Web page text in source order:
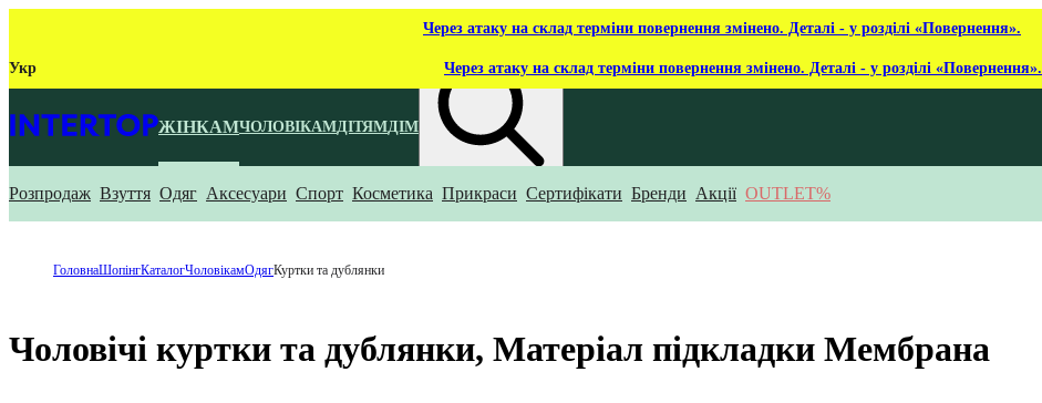
Через атаку на склад терміни повернення змінено. Деталі - у розділі «Повернення».
Укр Через атаку на склад терміни повернення змінено. Деталі - у розділі «Повернення».
ЖІНКАМЧОЛОВІКАМДІТЯМДІМ
Що ти шукаєш?
Розпродаж Взуття Одяг Аксесуари Спорт Косметика Прикраси Сертифікати Бренди Акції OUTLET%
ГоловнаШопінгКаталогЧоловікамОдягКуртки та дублянки
Чоловічі куртки та дублянки, Матеріал підкладки Мембрана